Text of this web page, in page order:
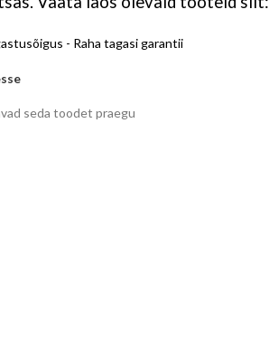
- Raha tagasi garantii
seda toodet praegu